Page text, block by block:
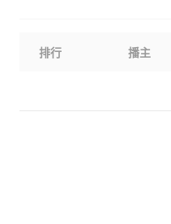
排行 播主